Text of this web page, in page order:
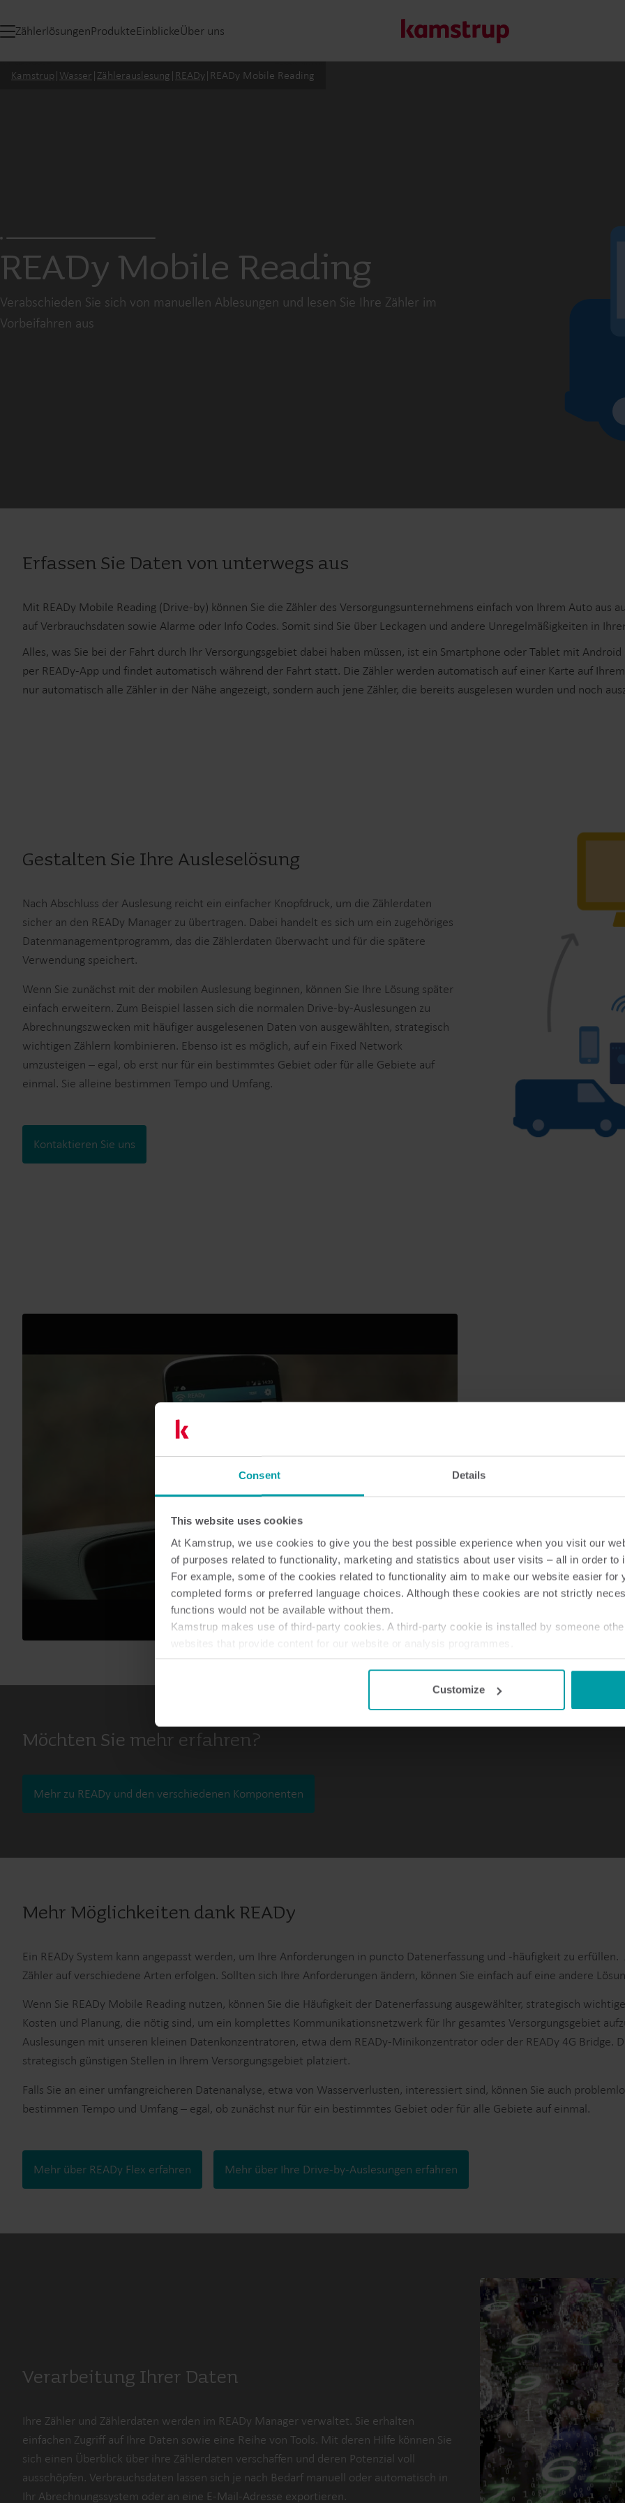
Consent Details
This website uses cookies
At Kamstrup, we use cookies to give you the best possible experience when you visit our
of purposes related to functionality, marketing and statistics about user visits – all in order to
For example, some of the cookies related to functionality aim to make our website easier for
completed forms or preferred language choices. Although these cookies are not strictly
functions would not be available without them.
Kamstrup makes use of third-party cookies. A third-party cookie is installed by someone
websites that provide content for our website or analysis programmes.
You can at any time change or withdraw your consent from the Cookie Declarationhere.
Customize
ZählerlösungenProdukteEinblickeÜber uns
Energieeffizienz zu maximieren und die Elektrifizierung
Submetering-Lösungen für präzise Erfassung und
effizientes Ressourcenmanagement.
Kamstrup | Wasser | Zählerauslesung | READy| READy Mobile Reading
READy Mobile Reading
Verabschieden Sie sich von manuellen Ablesungen und lesen Sie Ihre Zähler im
Vorbeifahren aus
Erfassen Sie Daten von unterwegs aus
Mit READy Mobile Reading (Drive-by) können Sie die Zähler des Versorgungsunternehmens einfach von Ihrem Auto aus
auf Verbrauchsdaten sowie Alarme oder Info Codes. Somit sind Sie über Leckagen und andere Unregelmäßigkeiten in
Alles, was Sie bei der Fahrt durch Ihr Versorgungsgebiet dabei haben müssen, ist ein Smartphone oder Tablet mit
per READy-App und findet automatisch während der Fahrt statt. Die Zähler werden automatisch auf einer Karte auf
nur automatisch alle Zähler in der Nähe angezeigt, sondern auch jene Zähler, die bereits ausgelesen wurden und noch
Gestalten Sie Ihre Ausleselösung
Nach Abschluss der Auslesung reicht ein einfacher Knopfdruck, um die Zählerdaten
sicher an den READy Manager zu übertragen. Dabei handelt es sich um ein zugehöriges
Datenmanagementprogramm, das die Zählerdaten überwacht und für die spätere
Verwendung speichert.
Wenn Sie zunächst mit der mobilen Auslesung beginnen, können Sie Ihre Lösung später
einfach erweitern. Zum Beispiel lassen sich die normalen Drive-by-Auslesungen zu
Abrechnungszwecken mit häufiger ausgelesenen Daten von ausgewählten, strategisch
wichtigen Zählern kombinieren. Ebenso ist es möglich, auf ein Fixed Network
umzusteigen – egal, ob erst nur für ein bestimmtes Gebiet oder für alle Gebiete auf
einmal. Sie alleine bestimmen Tempo und Umfang.
Kontaktieren Sie uns
Die Umstellung auf eine
Fernauslesesystem
Verbrauchsschätzungen
auslesen – automatisch
Möchten Sie mehr erfahren?
Mehr zu READy und den verschiedenen Komponenten
Mehr Möglichkeiten dank READy
Ein READy System kann angepasst werden, um Ihre Anforderungen in puncto Datenerfassung und -häufigkeit zu
Zähler auf verschiedene Arten erfolgen. Sollten sich Ihre Anforderungen ändern, können Sie einfach auf eine andere
Wenn Sie READy Mobile Reading nutzen, können Sie die Häufigkeit der Datenerfassung ausgewählter, strategisch
Kosten und Planung, die nötig sind, um ein komplettes Kommunikationsnetzwerk für Ihr gesamtes Versorgungsgebiet
Auslesungen mit unseren kleinen Datenkonzentratoren, etwa dem READy-Minikonzentrator oder der READy 4G Bridge.
strategisch günstigen Stellen in Ihrem Versorgungsgebiet platziert.
Falls Sie an einer umfangreicheren Datenanalyse, etwa von Wasserverlusten, interessiert sind, können Sie auch
bestimmen Tempo und Umfang – egal, ob zunächst nur für ein bestimmtes Gebiet oder für alle Gebiete auf einmal.
Mehr über READy Flex erfahren Mehr über Ihre Drive-by-Auslesungen erfahren
Verarbeitung Ihrer Daten
Ihre Zähler und Zählerdaten werden im READy Manager verwaltet. Sie erhalten
einfachen Zugriff auf Ihre Daten sowie eine Reihe von Tools. Mit deren Hilfe können Sie
sich einen Überblick über ihre Zählerdaten verschaffen und deren Potenzial voll
ausschöpfen. Verbrauchsdaten lassen sich je nach Bedarf manuell oder automatisch in
Ihr Abrechnungssystem oder an eine E-Mail-Adresse exportieren.